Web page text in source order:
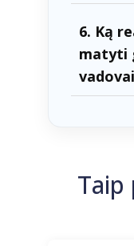
6. Ką
matyti
Taip